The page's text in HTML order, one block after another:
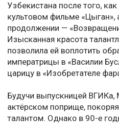
Узбекистана после того,
культовом фильме «Цыган»,
продолжении —
Изысканная красота
позволила ей воплотить
императрицы в «Василии
царицу в «Изобретателе
Будучи выпускницей ВГИКа,
актёрском поприще,
талантом. Однако в 90-е